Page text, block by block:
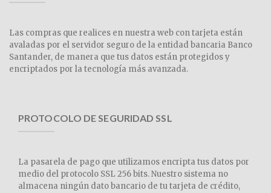
Las compras que realices en nuestra web con tarjeta están
avaladas por el servidor seguro de la entidad bancaria Banco
Santander, de manera que tus datos están protegidos y
encriptados por la tecnología más avanzada.
PROTOCOLO DE SEGURIDAD SSL
La pasarela de pago que utilizamos encripta tus datos por
medio del protocolo SSL 256 bits. Nuestro sistema no
almacena ningún dato bancario de tu tarjeta de crédito,